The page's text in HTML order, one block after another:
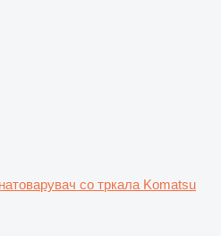
натоварувач со тркала Komatsu